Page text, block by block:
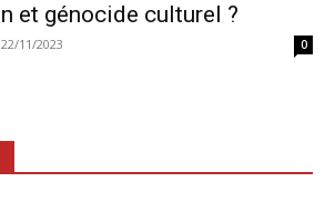
et génocide culturel ?
22/11/2023 0